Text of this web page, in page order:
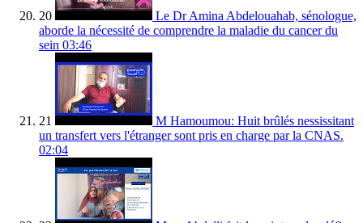
20
Le Dr Amina Abdelouahab, sénologue,
aborde la nécessité de comprendre la maladie du cancer du
sein 03:46
21
M Hamoumou: Huit brûlés nessissitant
un transfert vers l'étranger sont pris en charge par la CNAS.
02:04